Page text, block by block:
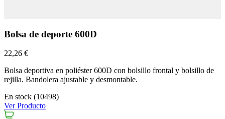
Bolsa de deporte 600D
22,26 €
Bolsa deportiva en poliéster 600D con bolsillo frontal y bolsillo de
rejilla. Bandolera ajustable y desmontable.
En stock (10498)
Ver Producto